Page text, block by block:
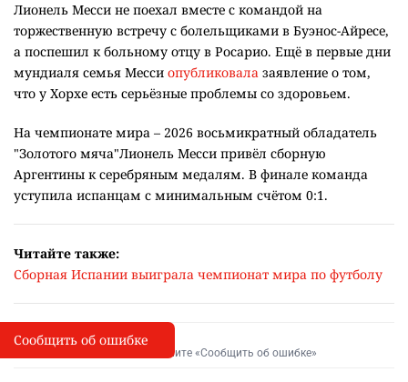
Лионель Месси не поехал вместе с командой на
торжественную встречу с болельщиками в Буэнос-Айресе,
а поспешил к больному отцу в Росарио. Ещё в первые дни
мундиаля семья Месси опубликовала заявление о том,
что у Хорхе есть серьёзные проблемы со здоровьем.
На чемпионате мира – 2026 восьмикратный обладатель
"Золотого мяча"Лионель Месси привёл сборную
Аргентины к серебряным медалям. В финале команда
уступила испанцам с минимальным счётом 0:1.
Читайте также:
Сборная Испании выиграла чемпионат мира по футболу
I
Сообщить об опечатке
Выделите фрагмент и нажмите «Сообщить об ошибке»
Сообщить об ошибке